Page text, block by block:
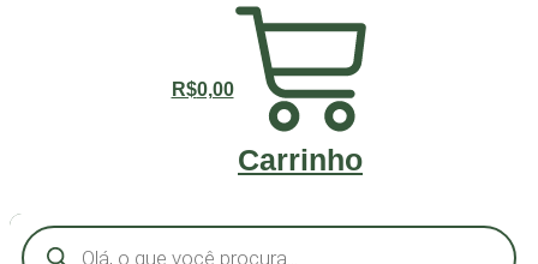
R$0,00
Carrinho
Assinar o Clube
Pesquisar
produtos